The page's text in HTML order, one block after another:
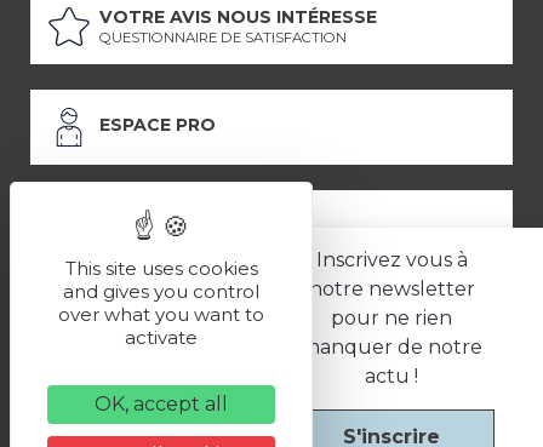
Inscrivez vous à
notre newsletter
pour ne rien
manquer de notre
actu !
S'inscrire
VOTRE AVIS NOUS INTÉRESSE
QUESTIONNAIRE DE SATISFACTION
ESPACE PRO
ESPACE PRESSE
LES PARTENAIRES
Politique de confidentialité
Une réalisation
This site uses cookies
and gives you control
over what you want to
activate
OK, accept all